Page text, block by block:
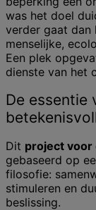
was het doel
verder gaat
menselijke,
Een plek
dienste van het
De essentie
Dit project voor
gebaseerd op
filosofie:
stimuleren en
beslissing.